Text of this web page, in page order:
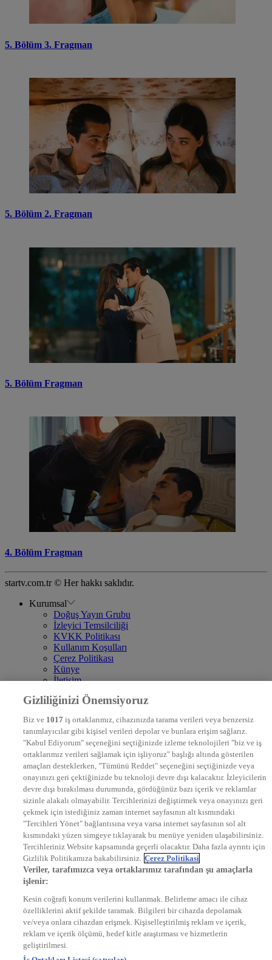
5. Bölüm 3. Fragman
5. Bölüm 2. Fragman
5. Bölüm Fragman
4. Bölüm Fragman
startv.com.tr © Her hakkı saklıdır.
Kurumsal
Doğuş Yayın Grubu
İzleyici Temsilciliği
KVKK Politikası
Kullanım Koşulları
Çerez Politikası
Künye
İletişim
DYG Televizyonlar
STAR
EURO STAR
KRAL POP TV
DYG Radyolar
NTV RADYO
KRAL FM
KRAL POP
EKSEN
VOYAGE
DYG Dijital
ntv.com.tr
ntvspor.net
secim.ntv.com.tr
startv.com.tr
kralmuzik.com.tr
Gizliliğinizi Önemsiyoruz
Biz ve 1017 iş ortaklarımız, cihazınızda tarama verileri veya benzersiz
tanımlayıcılar gibi kişisel verileri depolar ve bunlara erişim sağlarız.
"Kabul Ediyorum" seçeneğini seçtiğinizde izleme teknolojileri "biz ve iş
ortaklarımız verileri sağlamak için işliyoruz" başlığı altında gösterilen
amaçları desteklerken, "Tümünü Reddet" seçeneğini seçtiğinizde veya
onayınızı geri çektiğinizde bu teknoloji devre dışı kalacaktır. İzleyicilerin
devre dışı bırakılması durumunda, gördüğünüz bazı içerik ve reklamlar
sizinle alakalı olmayabilir. Tercihlerinizi değiştirmek veya onayınızı geri
çekmek için istediğiniz zaman internet sayfasının alt kısmındaki
"Tercihleri Yönet" bağlantısına veya varsa internet sayfasının sol alt
kısmındaki yüzen simgeye tıklayarak bu menüye yeniden ulaşabilirsiniz.
Tercihleriniz Website kapsamında geçerli olacaktır. Daha fazla ayrıntı için
Gizlilik Politikamıza bakabilirsiniz. Çerez Politikasi
Veriler, tarafımızca veya ortaklarımız tarafından şu amaçlarla
işlenir:
Kesin coğrafi konum verilerini kullanmak. Belirleme amacı ile cihaz
özelliklerini aktif şekilde taramak. Bilgileri bir cihazda depolamak
ve/veya onlara cihazdan erişmek. Kişiselleştirilmiş reklam ve içerik,
reklam ve içerik ölçümü, hedef kitle araştırması ve hizmetlerin
geliştirilmesi.